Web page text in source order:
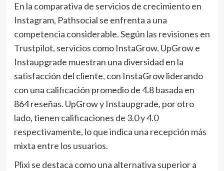
En la comparativa de servicios de crecimiento en
Instagram, Pathsocial se enfrenta a una
competencia considerable. Según las revisiones en
Trustpilot, servicios como InstaGrow, UpGrow e
Instaupgrade muestran una diversidad en la
satisfacción del cliente, con InstaGrow liderando
con una calificación promedio de 4.8 basada en
864 reseñas. UpGrow y Instaupgrade, por otro
lado, tienen calificaciones de 3.0 y 4.0
respectivamente, lo que indica una recepción más
mixta entre los usuarios.
Plixi se destaca como una alternativa superior a